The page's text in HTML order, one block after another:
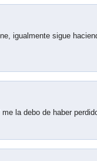
igualmente sigue
la debo de haber